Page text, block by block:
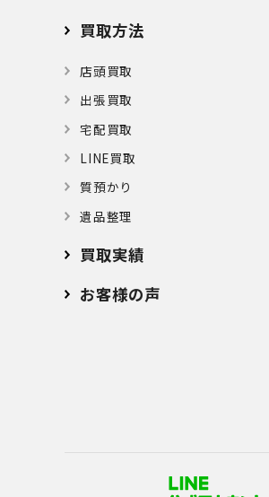
買取方法
店頭買取
出張買取
宅配買取
LINE買取
質預かり
遺品整理
買取実績
お客様の声